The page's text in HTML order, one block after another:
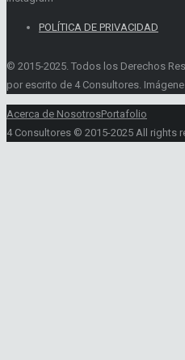
POLÍTICA DE PRIVACIDAD
© 2015-2025. Todos los Derechos
por escrito de 4 Consultores.
Acerca de NosotrosPortafolio
4 Consultores © 2015-2025 All rights